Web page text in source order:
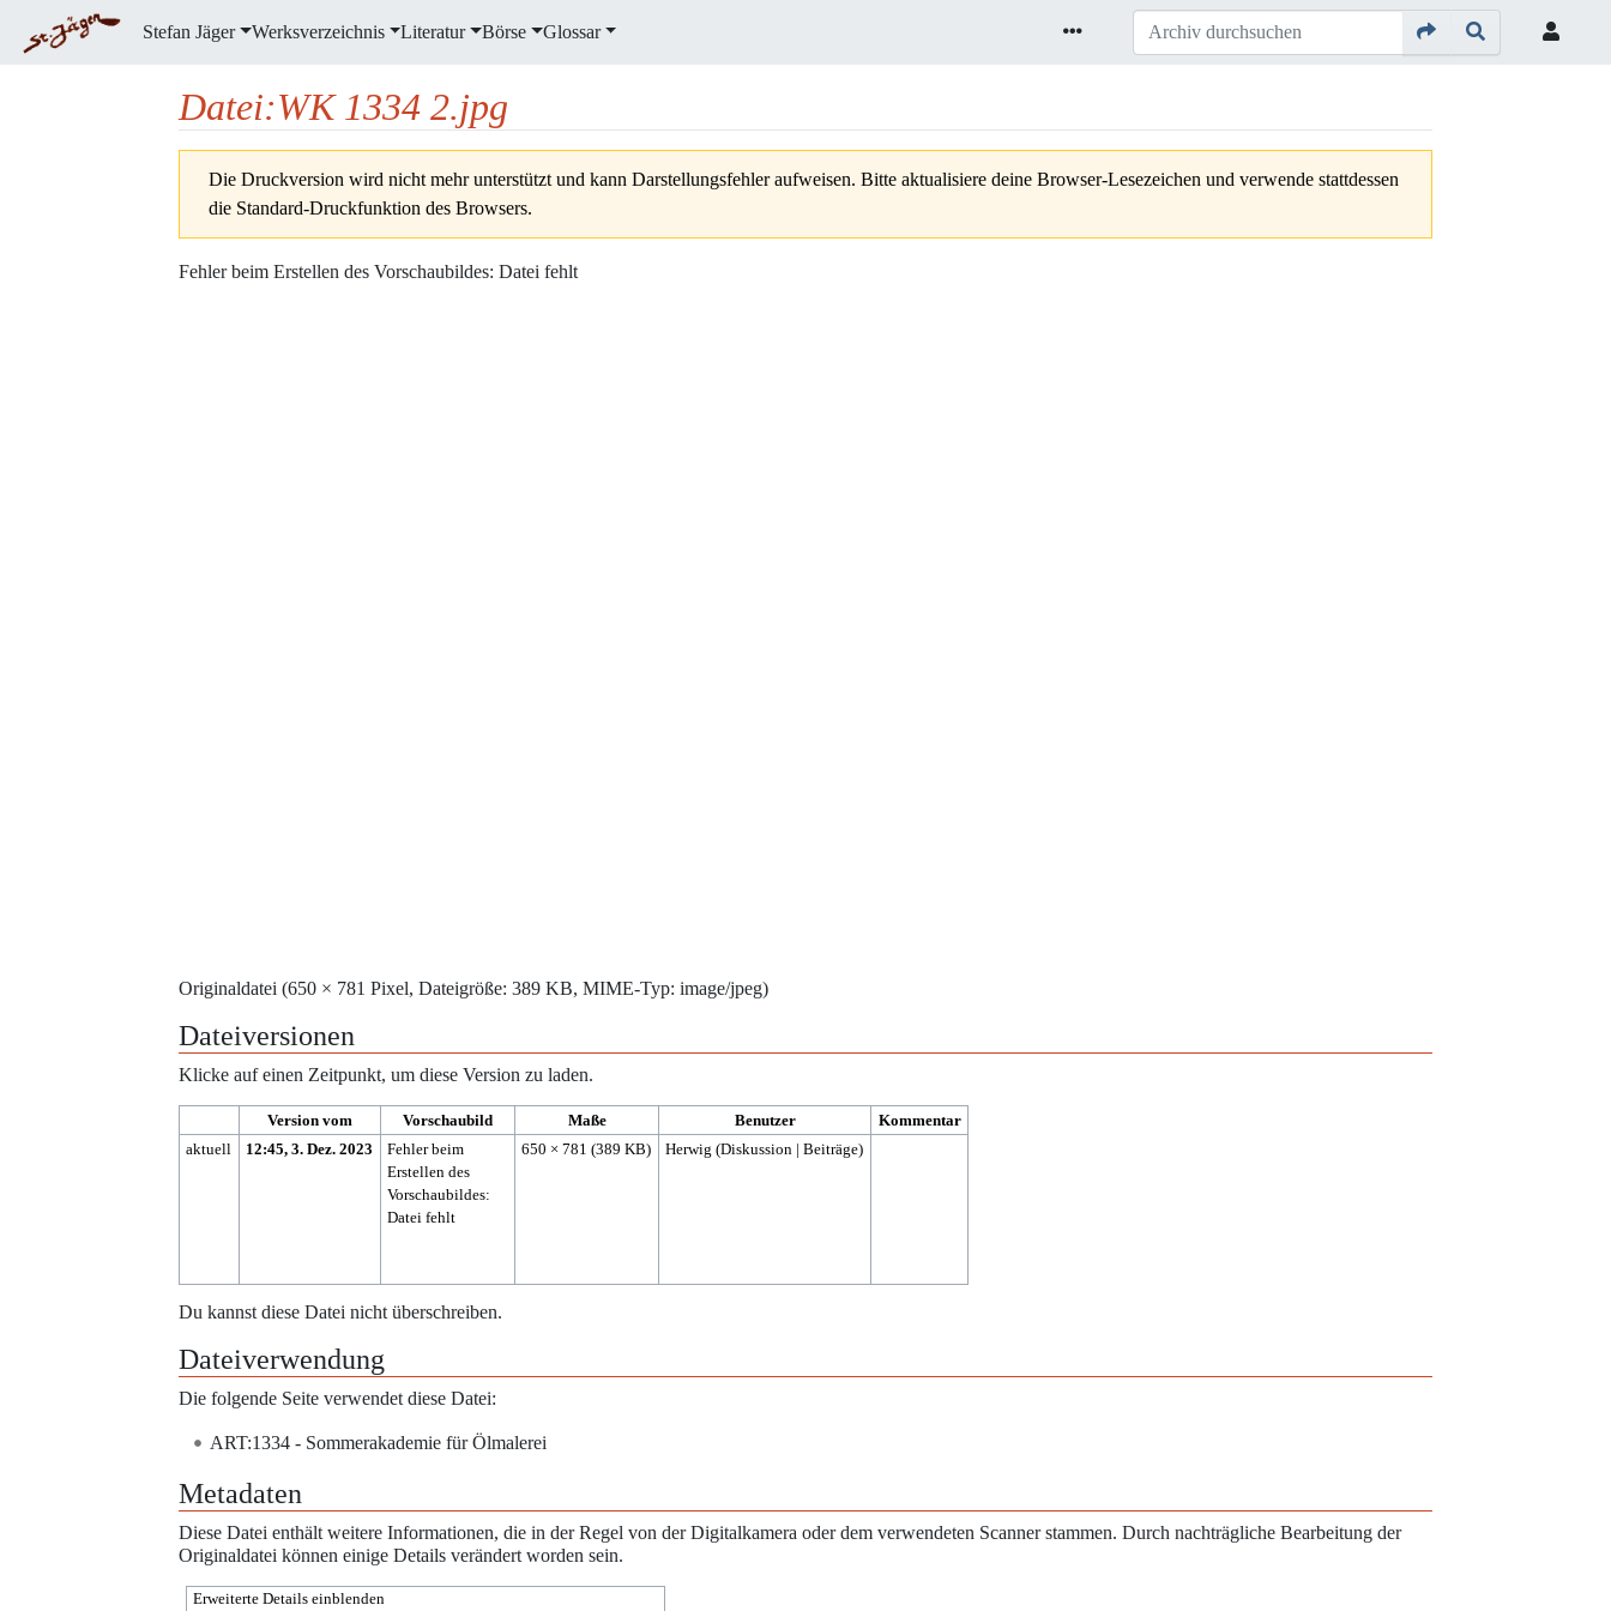
Stefan Jäger Werksverzeichnis Literatur Börse Glossar
Datei:WK 1334 2.jpg
Die Druckversion wird nicht mehr unterstützt und kann Darstellungsfehler aufweisen. Bitte aktualisiere deine Browser-Lesezeichen und verwende stattdessen
die Standard-Druckfunktion des Browsers.
Fehler beim Erstellen des Vorschaubildes: Datei fehlt
Originaldatei (650 × 781 Pixel, Dateigröße: 389 KB, MIME-Typ: image/jpeg)
Dateiversionen
Klicke auf einen Zeitpunkt, um diese Version zu laden.
Version vom Vorschaubild Maße Benutzer
Kommentar
aktuell
12:45, 3. Dez. 2023
Fehler beim
Erstellen des
Vorschaubildes:
Datei fehlt
650 × 781(389 KB) Herwig (Diskussion |Beiträge)
Du kannst diese Datei nicht überschreiben.
Dateiverwendung
Die folgende Seite verwendet diese Datei:
ART:1334 - Sommerakademie für Ölmalerei
Metadaten
Diese Datei enthält weitere Informationen, die in der Regel von der Digitalkamera oder dem verwendeten Scanner stammen. Durch nachträgliche Bearbeitung der
Originaldatei können einige Details verändert worden sein.
Erweiterte Details einblenden